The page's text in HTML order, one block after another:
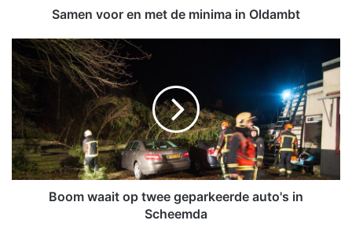
e
t
d
e
m
i
n
i
Samen voor en met de minima in Oldambt
o
o
m
w
a
i
t
Boom waait op twee geparkeerde auto's in
Scheemda